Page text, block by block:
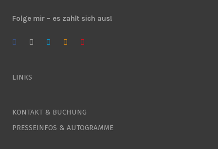
Folge mir – es zahlt sich aus!
LINKS
KONTAKT & BUCHUNG
PRESSEINFOS & AUTOGRAMME